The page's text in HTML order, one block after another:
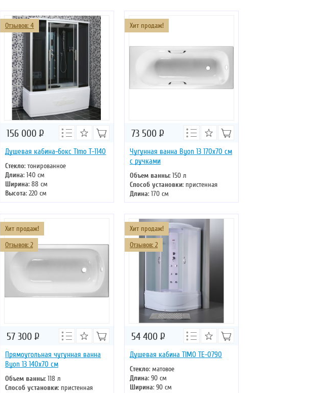
Длина: 210 см
Ширина: 210 см
Отзывов: 4
Душевая кабина-бокс Timo T-1140
Стекло: тонированное
Длина: 140 см
Ширина: 88 см
Высота: 220 см
Форма: прямоугольная
156 000 Р
Хит продаж!
Чугунная ванна Byon 13 170х70 см
с ручками
Объем ванны: 150 л
Способ установки: пристенная
Длина: 170 см
Ширина: 70 см
Цвет: белый
Форма: прямоугольная
73 500 Р
Хит продаж!
Отзывов: 2
Прямоугольная чугунная ванна
Byon 13 140х70 см
Объем ванны: 118 л
Способ установки: пристенная
57 300 Р
Хит продаж!
Отзывов: 2
Душевая кабина TIMO TE-0790
Стекло: матовое
Длина: 90 см
Ширина: 90 см
54 400 Р